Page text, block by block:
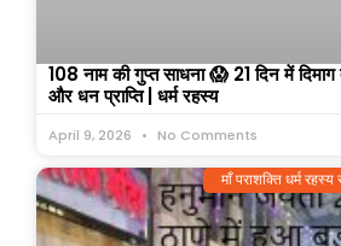
108 नाम की गुप्त साधना 😱 21 दिन में
और धन प्राप्ति | धर्म रहस्य
April 9, 2026 No Comments
माँ पराशक्ति धर्म